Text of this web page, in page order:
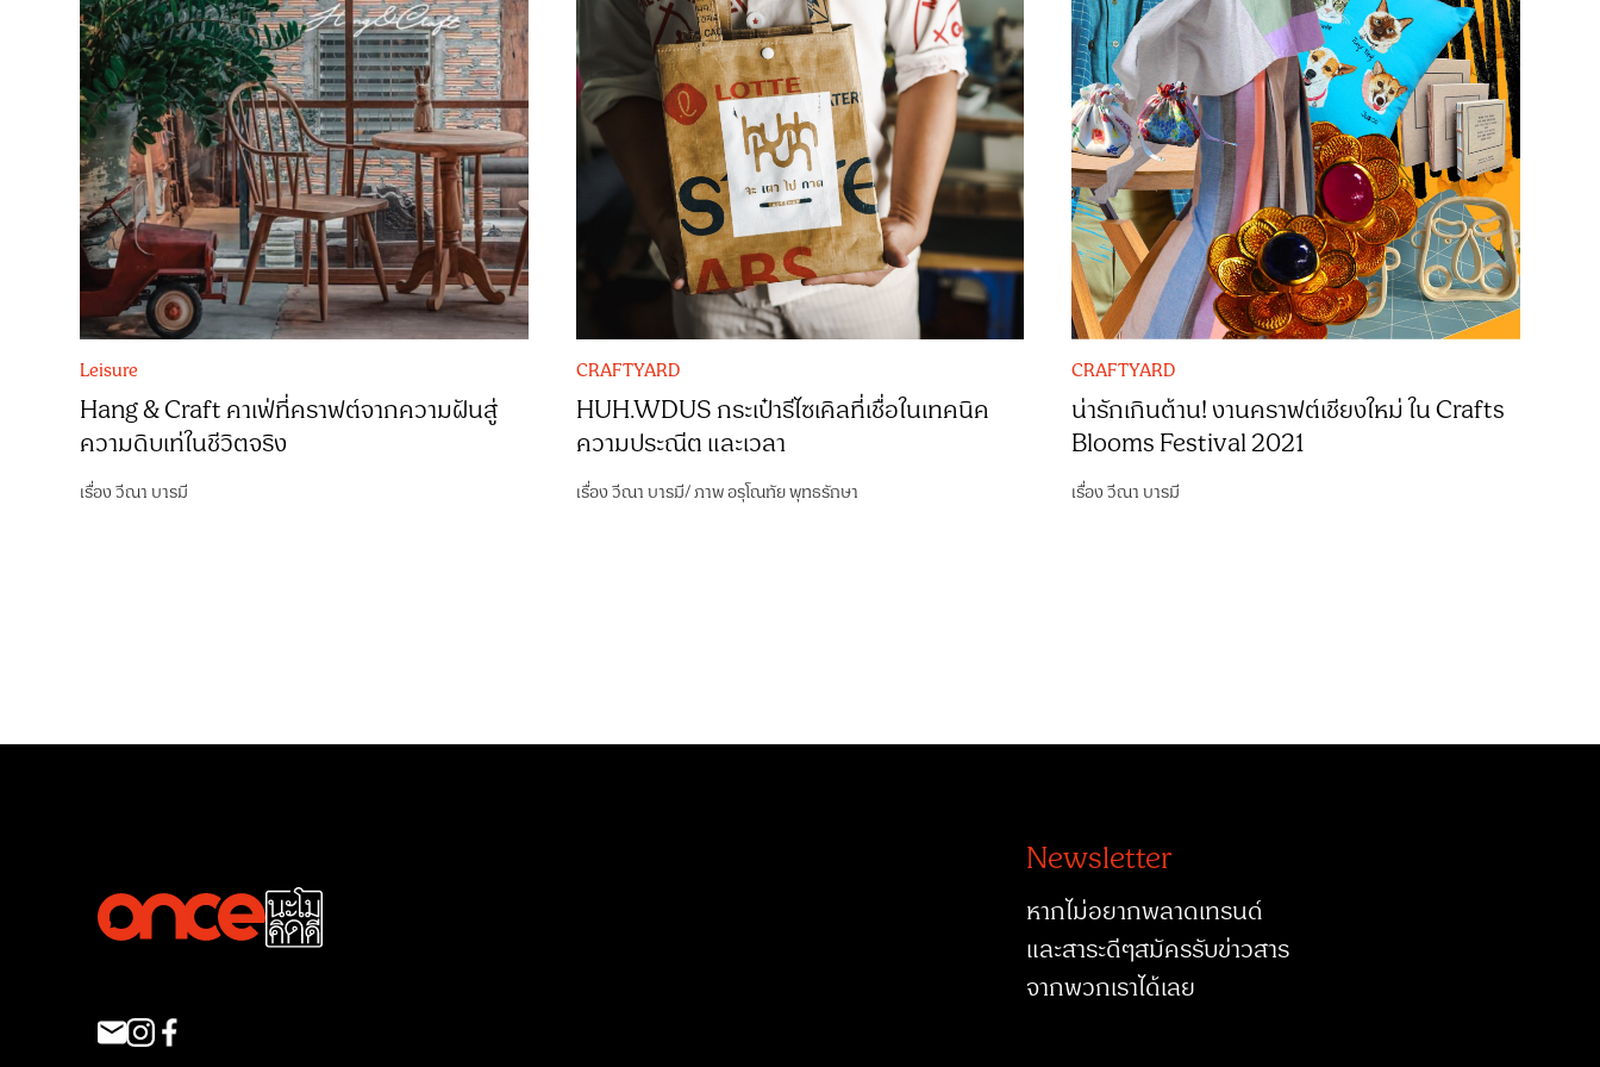
Leisure
Hang & Craft คาเฟ่ที่คราฟต์จากความฝันสู่
ความดิบเท่ในชีวิตจริง
เรื่องวีณา บารมี
CRAFTYARD
HUH.WDUS กระเป๋ารีไซเคิลที่เชื่อในเทคนิค
ความประณีต และเวลา
เรื่องวีณา บารมี/ภาพอรุโณทัย พุทธรักษา
CRAFTYARD
น่ารักเกินต้าน! งานคราฟต์เชียงใหม่ ใน Crafts
Blooms Festival 2021
เรื่องวีณา บารมี
Newsletter
หากไม่อยากพลาดเทรนด์
และสาระดีๆสมัครรับข่าวสาร
จากพวกเราได้เลย